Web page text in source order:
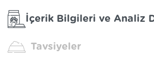
İçerik Bilgileri ve Analiz
Tavsiyeler